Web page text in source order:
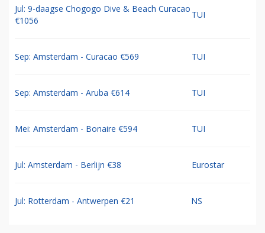
Jul: 9-daagse Chogogo Dive & Beach Curacao
€1056
TUI
Sep: Amsterdam - Curacao €569 TUI
Sep: Amsterdam - Aruba €614 TUI
Mei: Amsterdam - Bonaire €594 TUI
Jul: Amsterdam - Berlijn €38 Eurostar
Jul: Rotterdam - Antwerpen €21 NS